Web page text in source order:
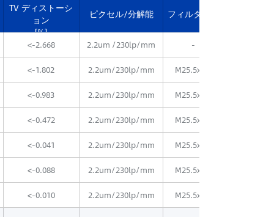
TV ディストーシ
ョン
[%]
ピクセル/分解能
フィルターサ
<-2.668 2.2um /230lp/mm -
<-1.802 2.2um/230lp/mm M25.5x0.5
<-0.983 2.2um/230lp/mm M25.5x0.5
<-0.472 2.2um/230lp/mm M25.5x0.5
<-0.041 2.2um/230lp/mm M25.5x0.5
<-0.088 2.2um/230lp/mm M25.5x0.5
<-0.010 2.2um/230lp/mm M25.5x0.5